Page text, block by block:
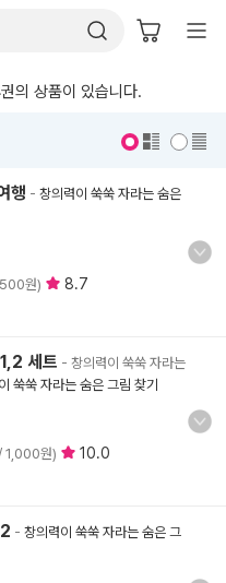
권의 상품이 있습니다.
행 - 창의력이 쑥쑥 자라는 숨은
원)
8.7
세트 - 창의력이 쑥쑥 자라는
쑥쑥 자라는 숨은 그림 찾기
1,000원)
10.0
- 창의력이 쑥쑥 자라는 숨은 그